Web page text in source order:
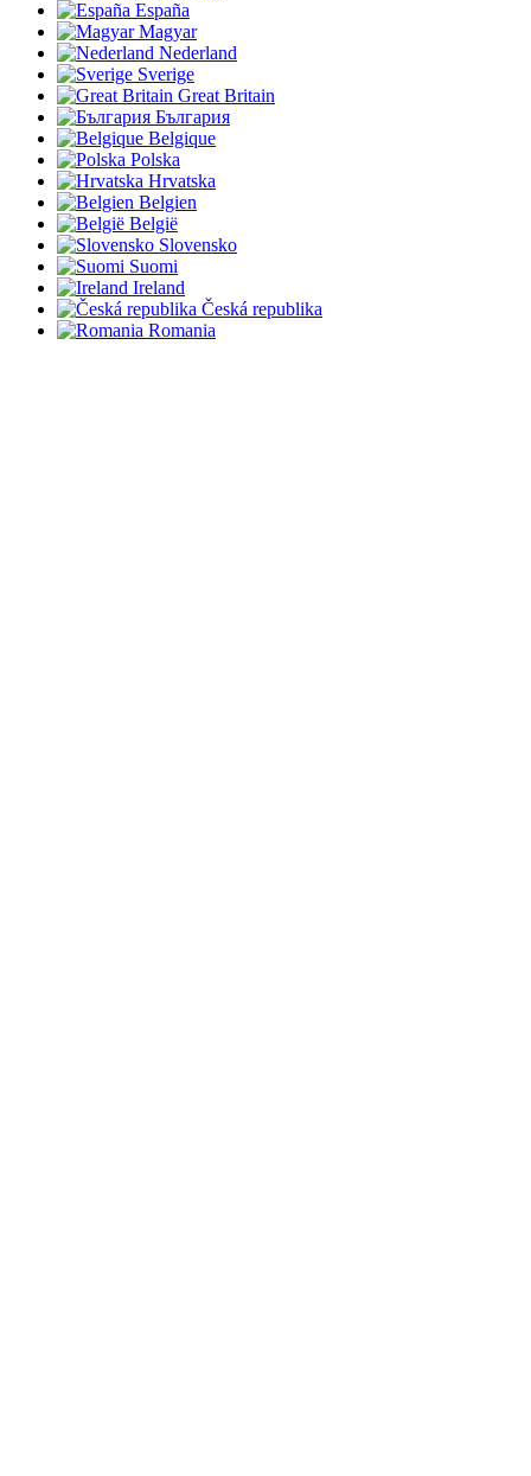
España
Magyar
Nederland
Sverige
Great Britain
България
Belgique
Polska
Hrvatska
Belgien
België
Slovensko
Suomi
Ireland
Česká republika
Romania